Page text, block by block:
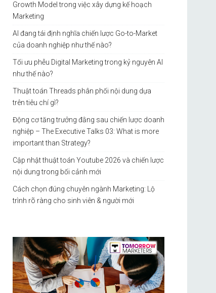
Growth Model trong việc xây dựng kế hoạch
Marketing
AI đang tái định nghĩa chiến lược Go-to-Market
của doanh nghiệp như thế nào?
Tối ưu phễu Digital Marketing trong kỷ nguyên AI
như thế nào?
Thuật toán Threads phân phối nội dung dựa
trên tiêu chí gì?
Động cơ tăng trưởng đằng sau chiến lược doanh
nghiệp – The Executive Talks 03: What is more
important than Strategy?
Cập nhật thuật toán Youtube 2026 và chiến lược
nội dung trong bối cảnh mới
Cách chọn đúng chuyên ngành Marketing: Lộ
trình rõ ràng cho sinh viên & người mới